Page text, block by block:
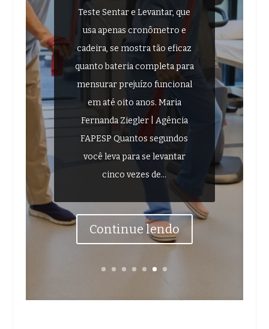
Teste Sentar e Levantar, que
usa apenas cronômetro e
cadeira, se mostra tão eficaz
quanto bateria completa para
mensurar prejuízo funcional
em até oito anos. Maria
Fernanda Ziegler | Agência
FAPESP Quantos segundos
você leva para se levantar
cinco vezes de...
Continue lendo